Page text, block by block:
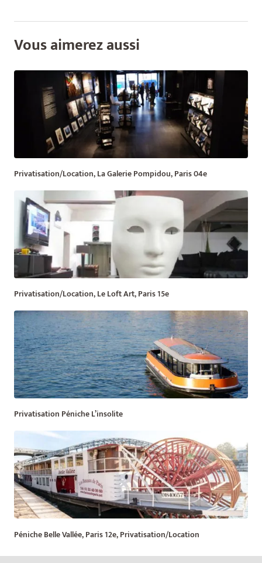
Vous aimerez aussi
Privatisation/Location, La Galerie Pompidou, Paris 04e
Privatisation/Location, Le Loft Art, Paris 15e
Privatisation Péniche L’insolite
Péniche Belle Vallée, Paris 12e, Privatisation/Location